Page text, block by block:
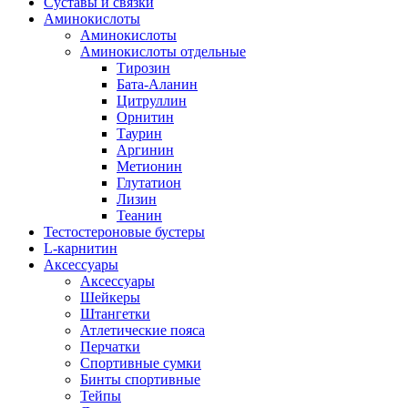
Аминокислоты
Аминокислоты
Аминокислоты отдельные
Тирозин
Бата-Аланин
Цитруллин
Орнитин
Таурин
Аргинин
Метионин
Глутатион
Лизин
Теанин
Тестостероновые бустеры
L-карнитин
Аксессуары
Аксессуары
Шейкеры
Штангетки
Атлетические пояса
Перчатки
Спортивные сумки
Бинты спортивные
Тейпы